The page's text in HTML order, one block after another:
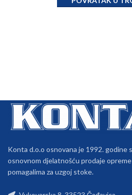
Konta d.o.o osnovana je 1992. godine
osnovnom djelatnošću prodaje
pomagalima za uzgoj stoke.